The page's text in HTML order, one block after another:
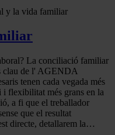
La conciliació familiar
clau de l' AGENDA
tenen cada vegada més
i flexibilitat més grans en la
a fi que el treballador
que el resultat
directe, detallarem la…